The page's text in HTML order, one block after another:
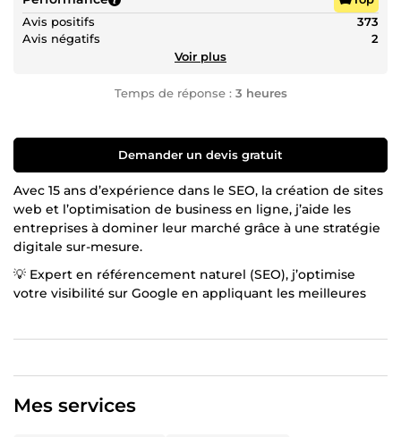
Avis positifs
373
Avis négatifs
2
Voir plus
Temps de réponse : 3 heures
Demander un devis gratuit
Avec 15 ans d’expérience dans le SEO, la création de sites
web et l’optimisation de business en ligne, j’aide les
entreprises à dominer leur marché grâce à une stratégie
digitale sur-mesure.
💡 Expert en référencement naturel (SEO), j’optimise
votre visibilité sur Google en appliquant les meilleures
plateformes modernes, intuitives et optimisées pour la
conversion. Que ce soit pour un site vitrine, un e-
commerce ou une refonte stratégique, chaque détail est
Mes services